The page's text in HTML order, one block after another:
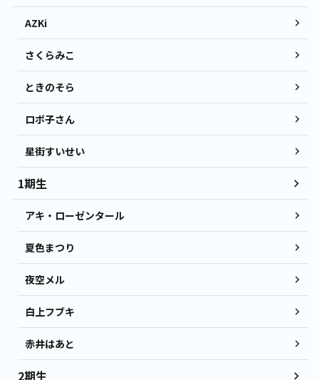
AZKi
さくらみこ
ときのそら
ロボ子さん
星街すいせい
1期生
アキ・ローゼンタール
夏色まつり
夜空メル
白上フブキ
赤井はあと
2期生